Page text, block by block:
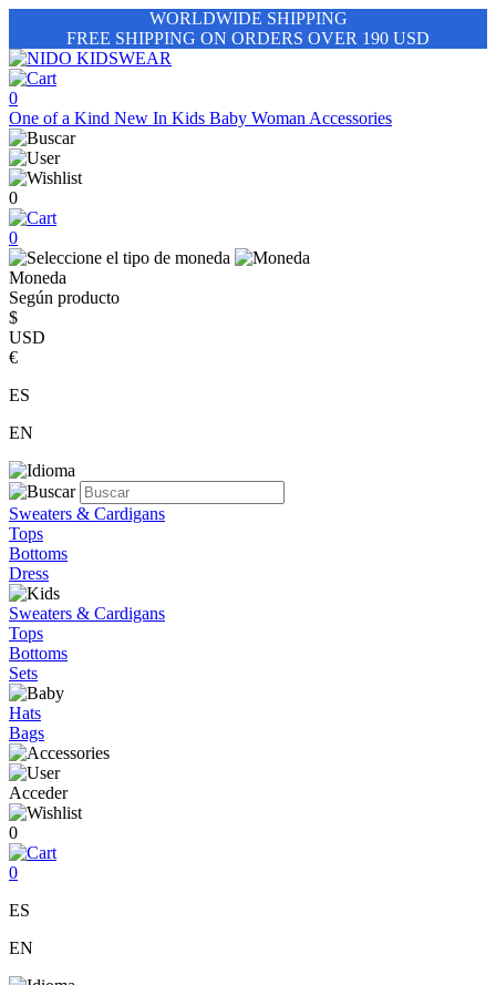
WORLDWIDE SHIPPING
FREE SHIPPING ON ORDERS OVER 190 USD
0
One of a Kind New In Kids Baby Woman Accessories
0
0
Moneda
Según producto
$
USD
€
ES
EN
Sweaters & Cardigans
Tops
Bottoms
Dress
Sweaters & Cardigans
Tops
Bottoms
Sets
Hats
Bags
Acceder
0
0
ES
EN